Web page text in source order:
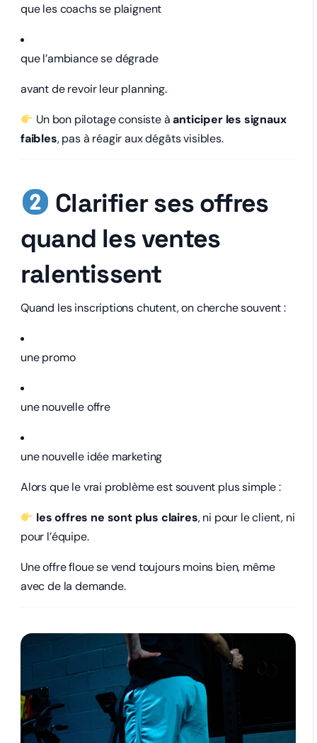
que les coachs se plaignent
que l’ambiance se dégrade
avant de revoir leur planning.
Un bon pilotage consiste àanticiper les signaux
faibles, pas à réagir aux dégâts visibles.
Clarifier ses offres
quand les ventes
ralentissent
Quand les inscriptions chutent, on cherche souvent :
une promo
une nouvelle offre
une nouvelle idée marketing
Alors que le vrai problème est souvent plus simple :
les offres ne sont plus claires, ni pour le client, ni
pour l’équipe.
Une offre floue se vend toujours moins bien, même
avec de la demande.